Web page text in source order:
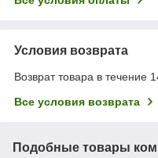
Условия возврата
Возврат товара в течение
Все условия возврата
Подобные товары